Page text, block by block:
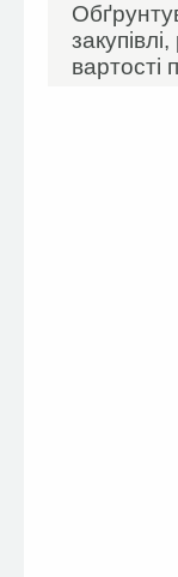
вартості